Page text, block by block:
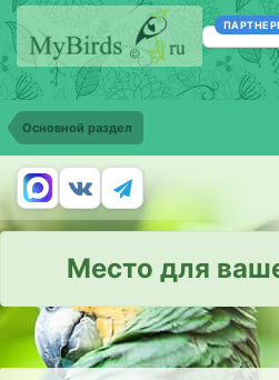
Основной раздел
Место для